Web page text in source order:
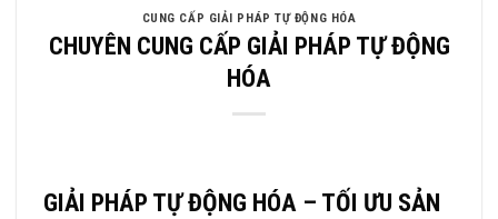
CUNG CẤP GIẢI PHÁP TỰ ĐỘNG HÓA
CHUYÊN CUNG CẤP GIẢI PHÁP TỰ ĐỘNG
HÓA
GIẢI PHÁP TỰ ĐỘNG HÓA – TỐI ƯU SẢN